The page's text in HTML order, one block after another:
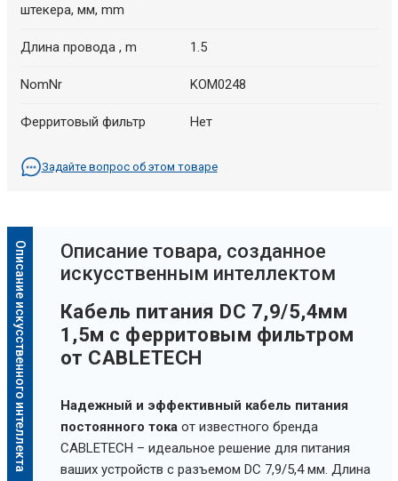
штекера, мм, mm
Длина провода , m 1.5
NomNr KOM0248
Ферритовый фильтр Нет
Задайте вопрос об этом товаре
Описание искусственного интеллекта
Oписание товара, созданное
искусственным интеллектом
Кабель питания DC 7,9/5,4мм
1,5м с ферритовым фильтром
от CABLETECH
Надежный и эффективный кабель питания
постоянного токаот известного бренда
CABLETECH – идеальное решение для питания
ваших устройств с разъемом DC 7,9/5,4 мм. Длина